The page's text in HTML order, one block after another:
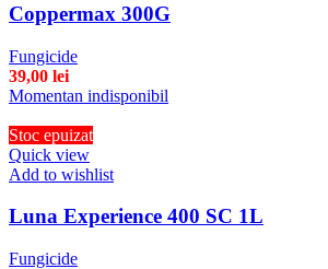
Coppermax 300G
Fungicide
39,00 lei
Momentan indisponibil
Stoc epuizat
Quick view
Add to wishlist
Luna Experience 400 SC 1L
Fungicide